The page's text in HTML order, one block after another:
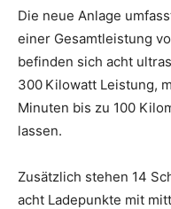
Die neue Anlage
einer Gesamtleistung
befinden sich acht
300 Kilowatt Leistung,
Minuten bis zu 100
lassen.
Zusätzlich stehen 14
acht Ladepunkte mit